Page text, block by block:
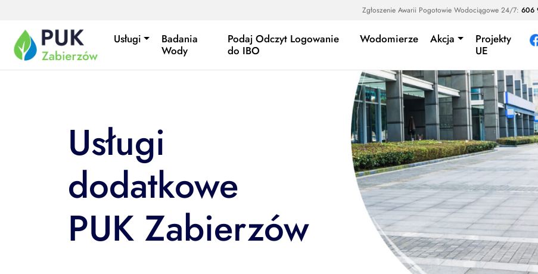
Zgłoszenie Awarii Pogotowie Wodociągowe 24/7: 606
Usługi
Badania
Wody
Podaj Odczyt Logowanie
do IBO
Wodomierze Akcja
Projekty
UE
Usługi
dodatkowe
PUK Zabierzów